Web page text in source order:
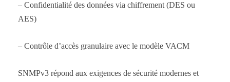
– Confidentialité des données via chiffrement (DES ou
AES)
– Contrôle d’accès granulaire avec le modèle VACM
SNMPv3 répond aux exigences de sécurité modernes et